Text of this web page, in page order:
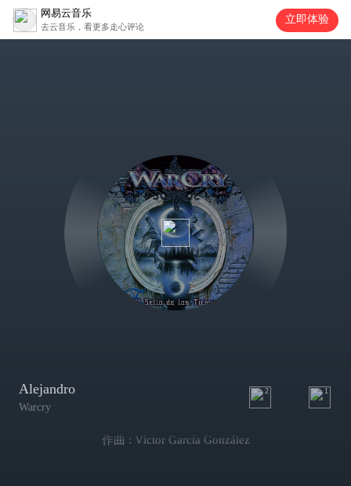
网易云音乐
去云音乐，看更多走心评论
立即体验
Alejandro
Warcry
2 1
作曲 : Víctor García González